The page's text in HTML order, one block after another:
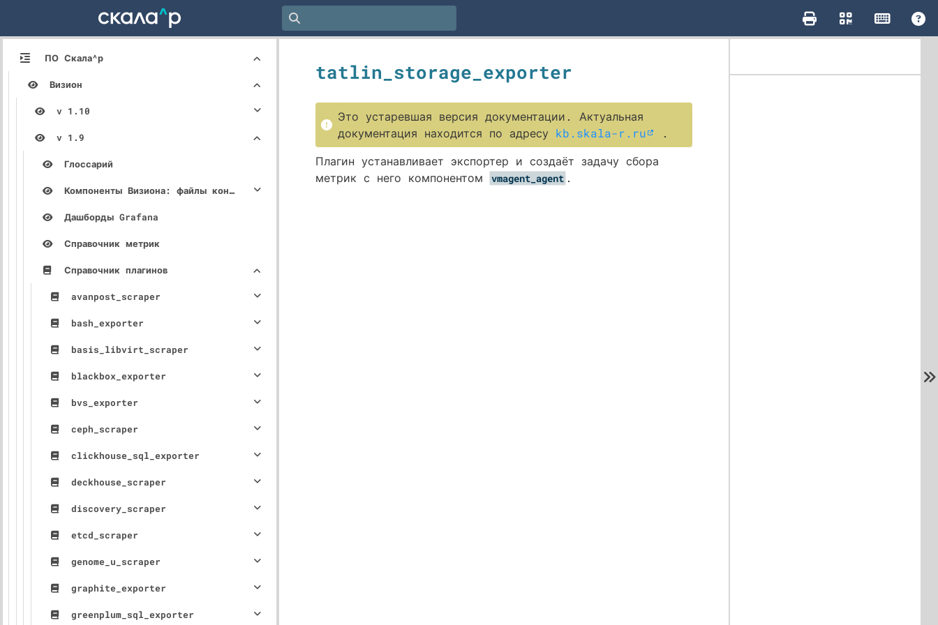
ПО Скала^р
Визион
v 1.10
v 1.9
Глоссарий
Компоненты Визиона: файлы конфигурации, описание параметров
Дашборды Grafana
Справочник метрик
Справочник плагинов
avanpost_scraper
bash_exporter
basis_libvirt_scraper
blackbox_exporter
bvs_exporter
ceph_scraper
clickhouse_sql_exporter
deckhouse_scraper
discovery_scraper
etcd_scraper
genome_u_scraper
graphite_exporter
greenplum_sql_exporter
tatlin_storage_exporter
Это устаревшая версия документации. Актуальная
документация находится по адресу kb.skala-r.ru
.
Плагин устанавливает экспортер и создаёт задачу сбора
метрик с него компонентом
vmagent_agent .